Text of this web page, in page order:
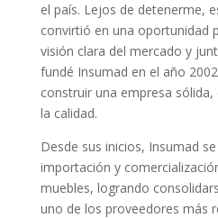
el país. Lejos de detenerme,
convirtió en una oportunidad
visión clara del mercado y
fundé Insumad en el año
construir una empresa
la calidad.
Desde sus inicios, Insumad
importación y
muebles, logrando
uno de los proveedores más